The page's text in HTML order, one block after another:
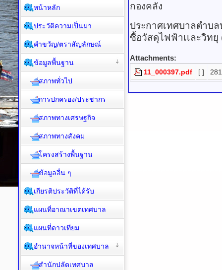
กองคลัง
ประกาศเทศบาลตำบล
ซื้อวัสดุไฟฟ้าเเละวิทยุ
Attachments:
11_000397.pdf [ ]
หน้าหลัก
ประวัติความเป็นมา
คำขวัญ/ตราสัญลักษณ์
ข้อมูลพื้นฐาน
สภาพทั่วไป
การปกครอง/ประชากร
สภาพทางเศรษฐกิจ
สภาพทางสังคม
โครงสร้างพื้นฐาน
ข้อมูลอื่น ๆ
เกียรติประวัติที่ได้รับ
แผนที่อาณาเขตเทศบาล
แผนที่ดาวเทียม
อำนาจหน้าที่ของเทศบาล
สำนักปลัดเทศบาล